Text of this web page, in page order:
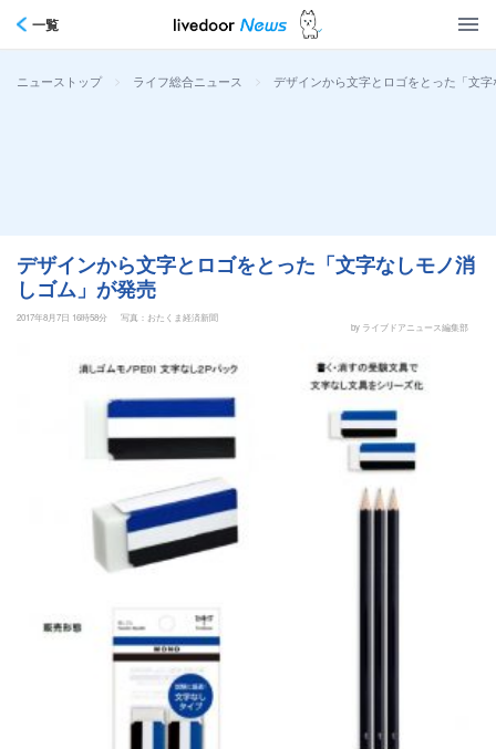
一覧
ニューストップ > ライフ総合ニュース > デザインから文字とロゴをとった「文
デザインから文字とロゴをとった「文字なしモノ消
しゴム」が発売
2017年8月7日 16時58分
写真：おたくま経済新聞
by ライブドアニュース編集部